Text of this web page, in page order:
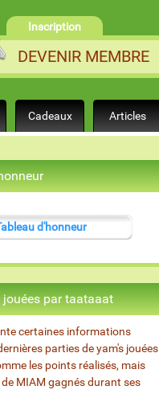
Inscription
DEVENIR MEMBRE
Cadeaux Articles
d'honneur
jouées par taataaat
certaines informations
parties de yam's jouées
les points réalisés, mais
MIAM gagnés durant ses